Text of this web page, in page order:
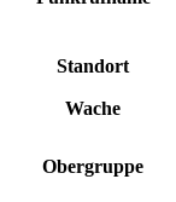
Standort
Wache
Obergruppe